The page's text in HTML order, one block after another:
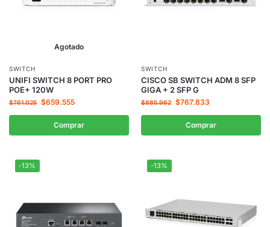
Agotado
SWITCH
UNIFI SWITCH 8 PORT PRO
POE+ 120W
$761.025 $659.555
Comprar
SWITCH
CISCO SB SWITCH ADM 8 SFP
GIGA + 2 SFP G
$885.962 $767.833
Comprar
-13% -13%